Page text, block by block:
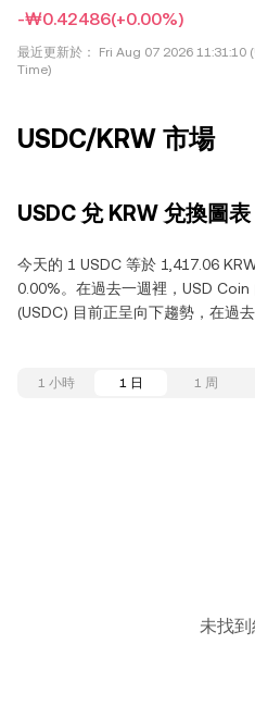
-₩0.42486(+0.00%)
最近更新於：
Fri Aug 07 2026 11:31:10
Time)
USDC/KRW 市場
USDC 兌 KRW 兌換圖表
今天的 1 USDC 等於 1,417.06
0.00%。在過去一週裡，USD
(USDC) 目前正呈向下趨勢，在過
1 小時 1 日 1 周
未找